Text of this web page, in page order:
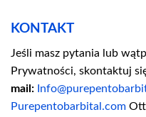
KONTAKT
Jeśli masz pytania lub
Prywatności, skontaktuj
mail:
Purepentobarbital.com